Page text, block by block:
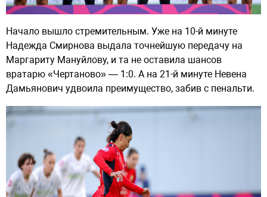
Начало вышло стремительным. Уже на 10-й минуте
Надежда Смирнова выдала точнейшую передачу на
Маргариту Мануйлову, и та не оставила шансов
вратарю «Чертаново» — 1:0. А на 21-й минуте Невена
Дамьянович удвоила преимущество, забив с пенальти.